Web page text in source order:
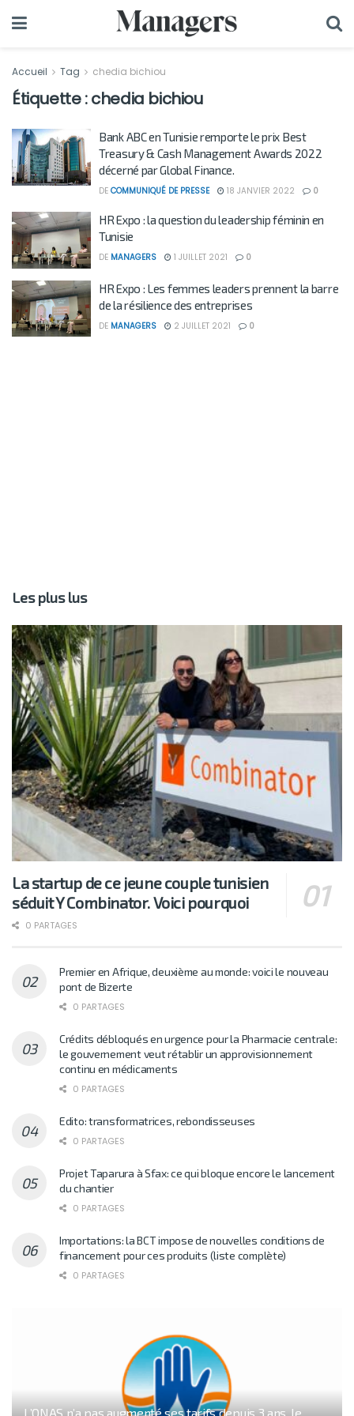
Accueil Tag chedia bichiou
Étiquette :chedia bichiou
Bank ABC en Tunisie remporte le prix Best
Treasury & Cash Management Awards 2022
décerné par Global Finance.
DE COMMUNIQUÉ DE PRESSE 18 JANVIER 2022 0
HR Expo : la question du leadership féminin en
Tunisie
DE MANAGERS 1 JUILLET 2021 0
HR Expo : Les femmes leaders prennent la barre
de la résilience des entreprises
DE MANAGERS 2 JUILLET 2021 0
Les plus lus
La startup de ce jeune couple tunisien
séduit Y Combinator. Voici pourquoi
0 PARTAGES
Premier en Afrique, deuxième au monde: voici le nouveau
pont de Bizerte
0 PARTAGES
Crédits débloqués en urgence pour la Pharmacie centrale:
le gouvernement veut rétablir un approvisionnement
continu en médicaments
0 PARTAGES
Edito: transformatrices, rebondisseuses
0 PARTAGES
Projet Taparura à Sfax: ce qui bloque encore le lancement
du chantier
0 PARTAGES
Importations: la BCT impose de nouvelles conditions de
financement pour ces produits (liste complète)
0 PARTAGES
L’ONAS n’a pas augmenté ses tarifs depuis 3 ans, le